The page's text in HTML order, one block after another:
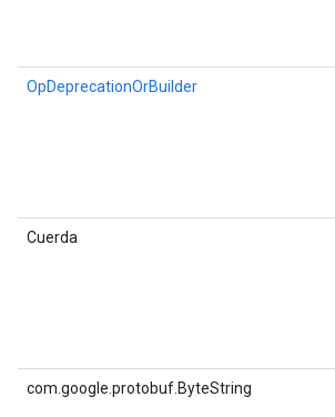
OpDeprecationOrBuilder
Cuerda
com.google.protobuf.ByteString